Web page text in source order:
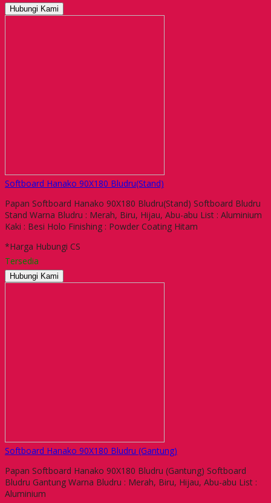
Hubungi Kami
Softboard Hanako 90X180 Bludru(Stand)
Papan Softboard Hanako 90X180 Bludru(Stand) Softboard Bludru
Stand Warna Bludru : Merah, Biru, Hijau, Abu-abu List : Aluminium
Kaki : Besi Holo Finishing : Powder Coating Hitam
*Harga Hubungi CS
Tersedia
Hubungi Kami
Softboard Hanako 90X180 Bludru (Gantung)
Papan Softboard Hanako 90X180 Bludru (Gantung) Softboard
Bludru Gantung Warna Bludru : Merah, Biru, Hijau, Abu-abu List :
Aluminium